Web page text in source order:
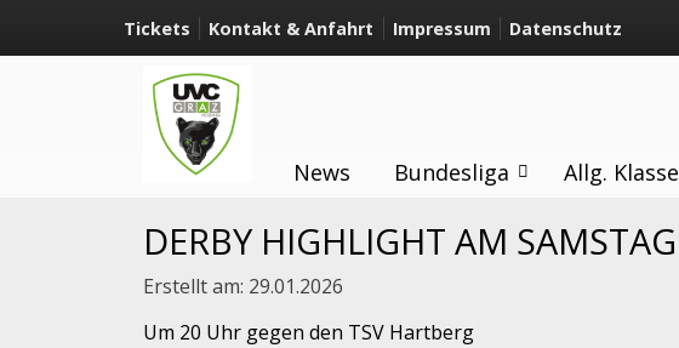
Tickets Kontakt & Anfahrt Impressum Datenschutz
News Bundesliga Allg. Klasse
DERBY HIGHLIGHT AM SAMSTAG
Erstellt am: 29.01.2026
Um 20 Uhr gegen den TSV Hartberg